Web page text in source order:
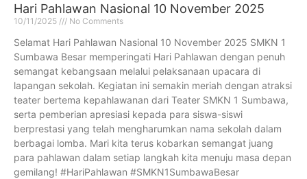
Hari Pahlawan Nasional 10 November 2025
10/11/2025 No Comments
Selamat Hari Pahlawan Nasional 10 November 2025 SMKN 1
Sumbawa Besar memperingati Hari Pahlawan dengan penuh
semangat kebangsaan melalui pelaksanaan upacara di
lapangan sekolah. Kegiatan ini semakin meriah dengan atraksi
teater bertema kepahlawanan dari Teater SMKN 1 Sumbawa,
serta pemberian apresiasi kepada para siswa-siswi
berprestasi yang telah mengharumkan nama sekolah dalam
berbagai lomba. Mari kita terus kobarkan semangat juang
para pahlawan dalam setiap langkah kita menuju masa depan
gemilang! #HariPahlawan #SMKN1SumbawaBesar